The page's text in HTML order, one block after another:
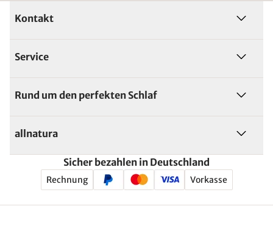
Kontakt
Service
Rund um den perfekten Schlaf
allnatura
Sicher bezahlen in Deutschland
Rechnung Vorkasse